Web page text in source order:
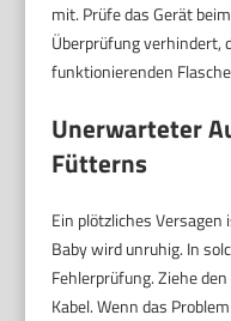
mit. Prüfe das Gerät
Überprüfung verhindert,
funktionierenden
Unerwarteter
Fütterns
Ein plötzliches
Baby wird unruhig. In
Fehlerprüfung. Ziehe
Kabel. Wenn das